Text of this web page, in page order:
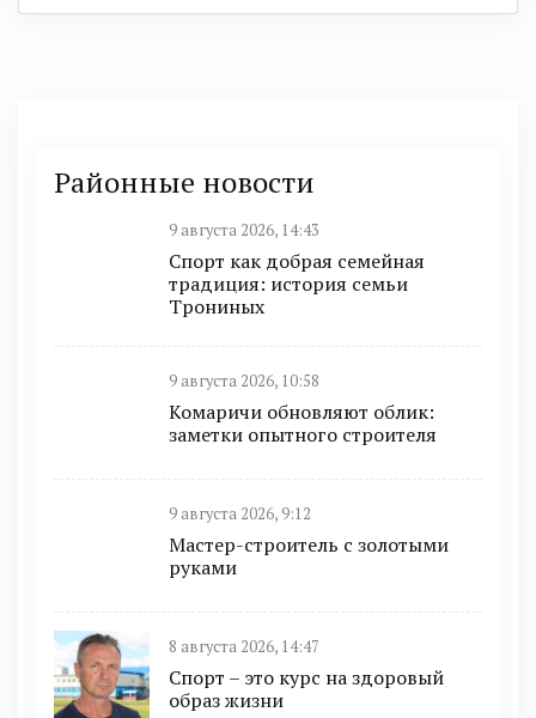
Районные новости
9 августа 2026, 14:43
Спорт как добрая семейная
традиция: история семьи
Трониных
9 августа 2026, 10:58
Комаричи обновляют облик:
заметки опытного строителя
9 августа 2026, 9:12
Мастер-строитель с золотыми
руками
8 августа 2026, 14:47
Спорт – это курс на здоровый
образ жизни